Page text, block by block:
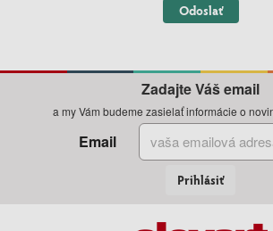
Odoslať
Zadajte Váš email
a my Vám budeme zasielať informácie o
Email
Prihlásiť